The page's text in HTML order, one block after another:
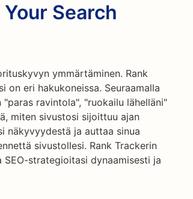
Search
ymmärtäminen. Rank
on eri hakukoneissa. Seuraamalla
ravintola", "ruokailu lähelläni"
miten sivustosi sijoittuu ajan
näkyvyydestä ja auttaa sinua
sivustollesi. Rank Trackerin
strategioitasi dynaamisesti ja